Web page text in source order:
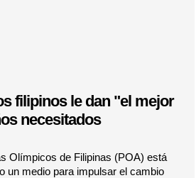
filipinos le dan "el mejor
necesitados
Olímpicos de Filipinas (POA) está
un medio para impulsar el cambio